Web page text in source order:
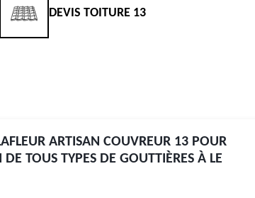
DEVIS TOITURE 13
ARTISAN COUVREUR 13 POUR
DE TOUS TYPES DE GOUTTIÈRES À LE